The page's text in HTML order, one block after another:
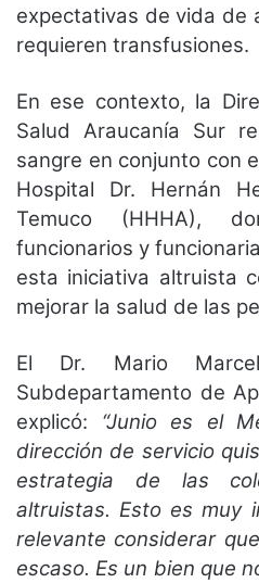
expectativas de vida de
requieren transfusiones.
En ese contexto, la
Salud Araucanía Sur
sangre en conjunto con
Hospital Dr. Hernán
Temuco (HHHA),
funcionarios y
esta iniciativa altruista
mejorar la salud de las
El Dr. Mario
Subdepartamento de
explicó: “Junio es el
dirección de servicio
estrategia de las
altruistas. Esto es muy
relevante considerar
escaso. Es un bien que